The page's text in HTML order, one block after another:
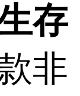
存
非